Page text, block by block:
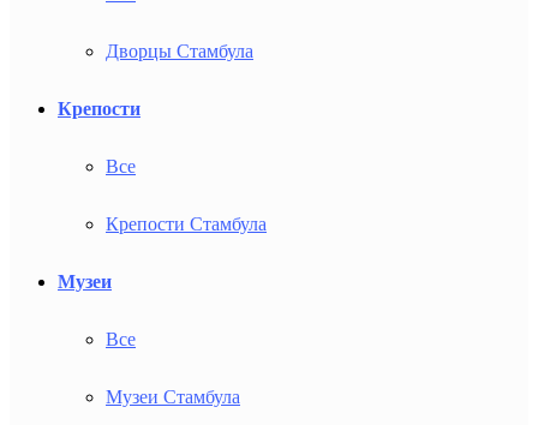
Дворцы Стамбула
Крепости
Все
Крепости Стамбула
Музеи
Все
Музеи Стамбула